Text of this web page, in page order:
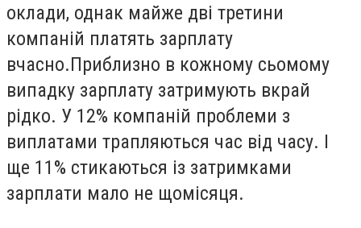
оклади, однак майже дві третини
компаній платять зарплату
вчасно.Приблизно в кожному сьомому
випадку зарплату затримують вкрай
рідко. У 12% компаній проблеми з
виплатами трапляються час від часу. І
ще 11% стикаються із затримками
зарплати мало не щомісяця.